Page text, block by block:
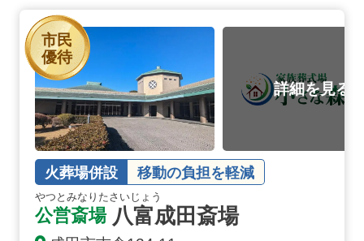
市民
優待
火葬場併設 移動の負担を軽減
やつとみなりたさいじょう
公営斎場 八富成田斎場
八富成田斎場の詳細へ